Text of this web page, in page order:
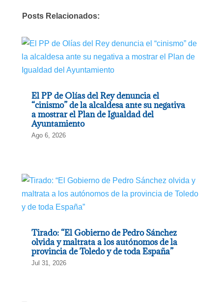
Posts Relacionados:
El PP de Olías del Rey denuncia el
“cinismo” de la alcaldesa ante su negativa
a mostrar el Plan de Igualdad del
Ayuntamiento
Ago 6, 2026
Tirado: “El Gobierno de Pedro Sánchez
olvida y maltrata a los autónomos de la
provincia de Toledo y de toda España”
Jul 31, 2026